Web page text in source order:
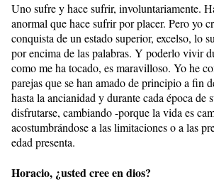
Uno sufre y hace sufrir, involuntariamente.
anormal que hace sufrir por placer. Pero yo
conquista de un estado superior, excelso, lo
por encima de las palabras. Y poderlo vivir
como me ha tocado, es maravilloso. Yo he
parejas que se han amado de principio a fin
hasta la ancianidad y durante cada época de
disfrutarse, cambiando -porque la vida es
acostumbrándose a las limitaciones o a las
edad presenta.
Horacio, ¿usted cree en dios?